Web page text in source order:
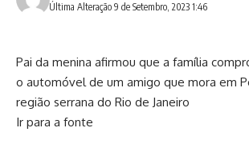
Última Alteração 9 de Setembro, 2023 1:46
Pai da menina afirmou que a família
o automóvel de um amigo que mora em
região serrana do Rio de Janeiro
Ir para a fonte